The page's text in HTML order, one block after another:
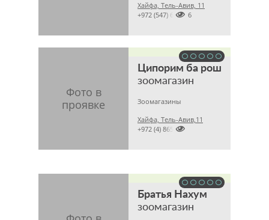
Хайфа, Тель-Авив, 11

+972 (547) 679426
Ципорим ба рош
зоомагазин
Зоомагазины
Хайфа, Тель-Авив,11

+972 (4) 8650342
Братья Hахум
зоомагазин